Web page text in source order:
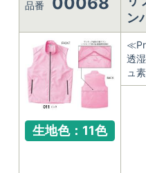
品番
ン
生地色：11色
透
ュ